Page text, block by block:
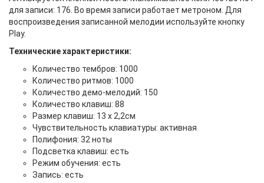
для записи: 176. Во время записи работает метроном. Для
воспроизведения записанной мелодии используйте кнопку
Play.
Технические характеристики:
Количество тембров: 1000
Количество ритмов: 1000
Количество демо-мелодий: 150
Количество клавиш: 88
Размер клавиш: 13 х 2,2см
Чувствительность клавиатуры: активная
Полифония: 32 ноты
Подсветка клавиш: есть
Режим обучения: есть
Запись: есть